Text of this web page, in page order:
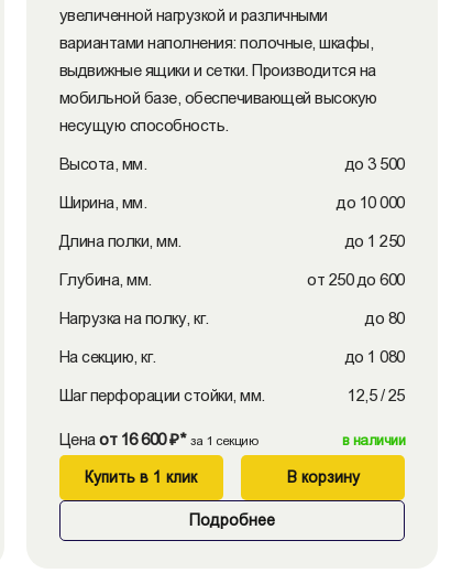
увеличенной нагрузкой и различными
вариантами наполнения: полочные, шкафы,
выдвижные ящики и сетки. Производится на
мобильной базе, обеспечивающей высокую
несущую способность.
Высота, мм. до 3 500
Ширина, мм. до 10 000
Длина полки, мм. до 1 250
Глубина, мм. от 250 до 600
Нагрузка на полку, кг. до 80
На секцию, кг. до 1 080
Шаг перфорации стойки, мм. 12,5 / 25
Ценаот 16 600 ₽* за 1 секцию в наличии
Купить в 1 клик В корзину
Подробнее